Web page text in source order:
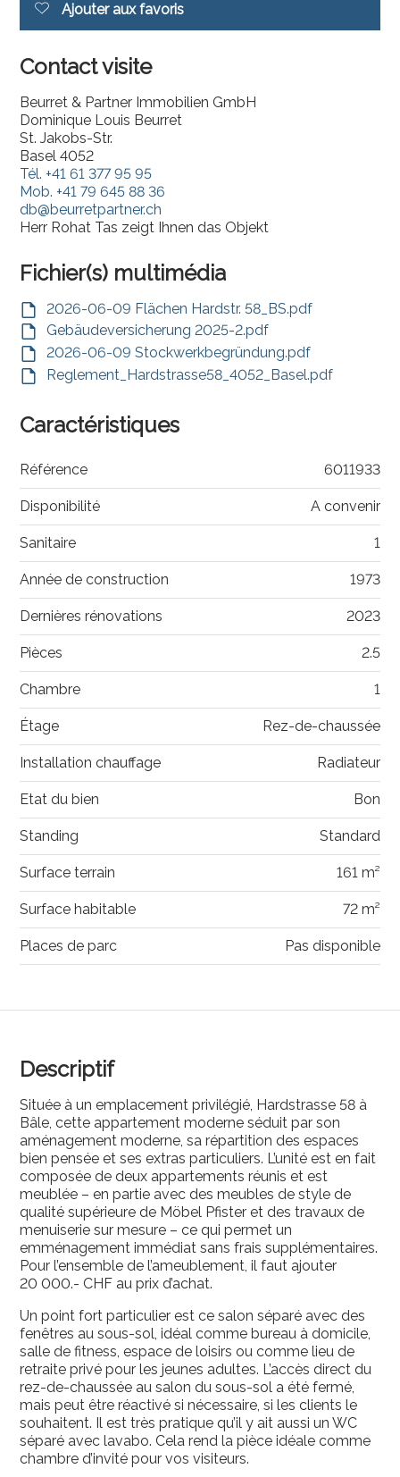
Descriptif
Située à un emplacement privilégié, Hardstrasse 58 à
Bâle, cette appartement moderne séduit par son
aménagement moderne, sa répartition des espaces
bien pensée et ses extras particuliers. L’unité est en fait
composée de deux appartements réunis et est
meublée – en partie avec des meubles de style de
qualité supérieure de Möbel Pfister et des travaux de
menuiserie sur mesure – ce qui permet un
emménagement immédiat sans frais supplémentaires.
Pour l’ensemble de l’ameublement, il faut ajouter
20 000.- CHF au prix d’achat.
Un point fort particulier est ce salon séparé avec des
fenêtres au sous-sol, idéal comme bureau à domicile,
salle de fitness, espace de loisirs ou comme lieu de
retraite privé pour les jeunes adultes. L’accès direct du
rez-de-chaussée au salon du sous-sol a été fermé,
mais peut être réactivé si nécessaire, si les clients le
souhaitent. Il est très pratique qu’il y ait aussi un WC
séparé avec lavabo. Cela rend la pièce idéale comme
chambre d’invité pour vos visiteurs.
Ajouter aux favoris
Contact visite
Beurret & Partner Immobilien GmbH
Dominique Louis Beurret
St. Jakobs-Str.
Basel 4052
Tél.+41 61 377 95 95
Mob.+41 79 645 88 36
db@beurretpartner.ch
Herr Rohat Tas zeigt Ihnen das Objekt
Fichier(s) multimédia
2026-06-09 Flächen Hardstr. 58_BS.pdf
Gebäudeversicherung 2025-2.pdf
2026-06-09 Stockwerkbegründung.pdf
Reglement_Hardstrasse58_4052_Basel.pdf
Caractéristiques
Référence 6011933
Disponibilité A convenir
Sanitaire 1
Année de construction 1973
Dernières rénovations 2023
Pièces 2.5
Chambre 1
Étage Rez-de-chaussée
Installation chauffage Radiateur
Etat du bien Bon
Standing Standard
Surface terrain 161 m²
Surface habitable 72 m²
Places de parc Pas disponible